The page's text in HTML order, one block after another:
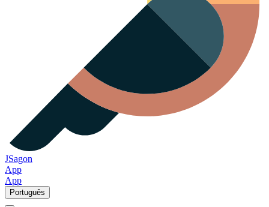
JSagon
App
App
Português